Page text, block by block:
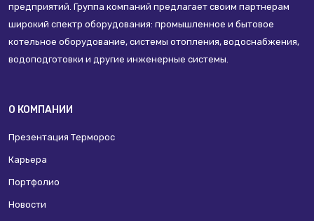
предприятий. Группа компаний предлагает своим партнерам
широкий спектр оборудования: промышленное и бытовое
котельное оборудование, системы отопления, водоснабжения,
водоподготовки и другие инженерные системы.
О КОМПАНИИ
Презентация Терморос
Карьера
Портфолио
Новости